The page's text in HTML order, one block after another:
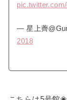
— 星上薺
2018